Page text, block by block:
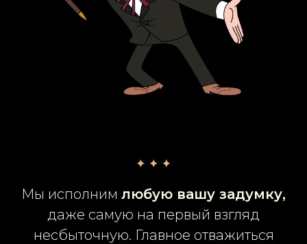
Мы исполним любую вашу задумку,
даже самую на первый взгляд
несбыточную. Главное отважиться